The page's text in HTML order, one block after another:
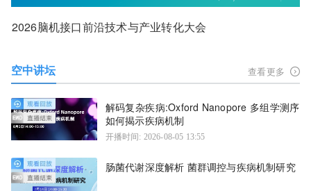
2026脑机接口前沿技术与产业转化大会
空中讲坛 查看更多
解码复杂疾病:Oxford Nanopore 多组学测序
如何揭示疾病机制
开播时间: 2026-08-05 13:55
肠菌代谢深度解析 菌群调控与疾病机制研究